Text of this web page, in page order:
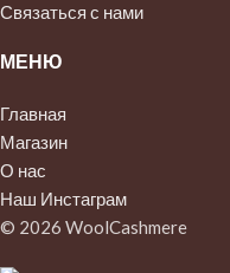
Связаться с нами
МЕНЮ
Главная
Магазин
О нас
Наш Инстаграм
© 2026 WoolCashmere